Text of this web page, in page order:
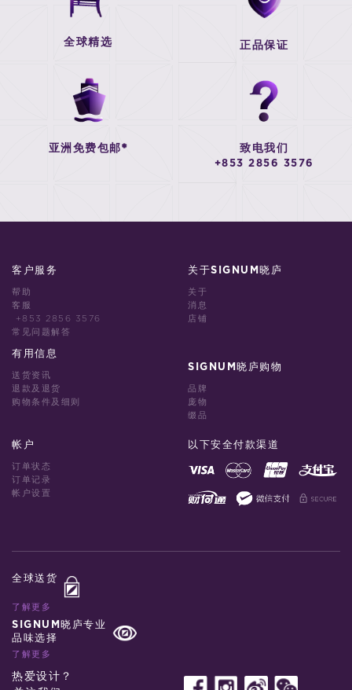
全球精选 正品保证
亚洲免费包邮* 致电我们
+853 2856 3576
客户服务
帮助
客服
+853 2856 3576
常见问题解答
有用信息
送货资讯
退款及退货
购物条件及细则
关于SIGNUM晓庐
关于
消息
店铺
SIGNUM晓庐购物
品牌
庞物
缀品
帐户
订单状态
订单记录
帐户设置
以下安全付款渠道
全球送货
了解更多
SIGNUM晓庐专业
品味选择
了解更多
热爱设计？